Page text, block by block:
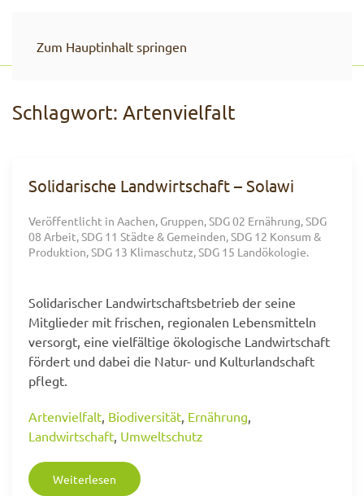
Zum Hauptinhalt springen
Schlagwort: Artenvielfalt
Solidarische Landwirtschaft – Solawi
Veröffentlicht in Aachen, Gruppen,SDG 02 Ernährung,SDG
08 Arbeit,SDG 11 Städte & Gemeinden,SDG 12 Konsum &
Produktion,SDG 13 Klimaschutz,SDG 15 Landökologie.
Solidarischer Landwirtschaftsbetrieb der seine
Mitglieder mit frischen, regionalen Lebensmitteln
versorgt, eine vielfältige ökologische Landwirtschaft
fördert und dabei die Natur- und Kulturlandschaft
pflegt.
Artenvielfalt, Biodiversität, Ernährung,
Landwirtschaft, Umweltschutz
Weiterlesen